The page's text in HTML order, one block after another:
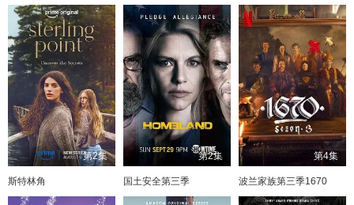
第2集
斯特林角
第2集
国土安全第三季
第4集
波兰家族第三季1670